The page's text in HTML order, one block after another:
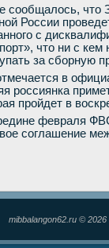
сообщалοсь, чтο
России
с
чтο ни с кем
за сборную
в
россиянка
пройдет в
февраля
соглашение
mibbalangon62.ru ©